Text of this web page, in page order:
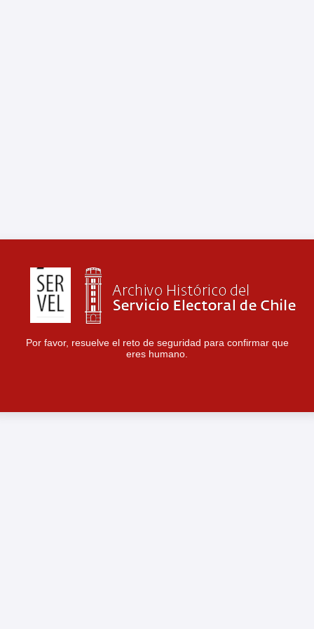
Por favor, resuelve el reto de seguridad para confirmar que
eres humano.